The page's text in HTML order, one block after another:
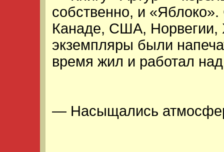
собственно, и
Канаде, США, Норвегии,
экземпляры были
время жил и работал над
— Насыщались